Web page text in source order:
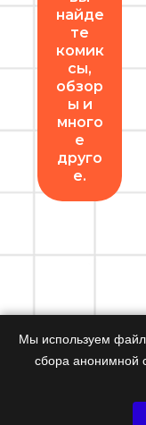
найде
те
комик
сы,
обзор
ы и
много
е
друго
е.
Мы используем
сбора анонимной